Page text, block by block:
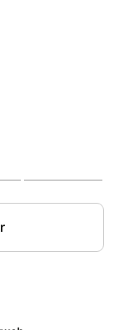
concert
La douceur